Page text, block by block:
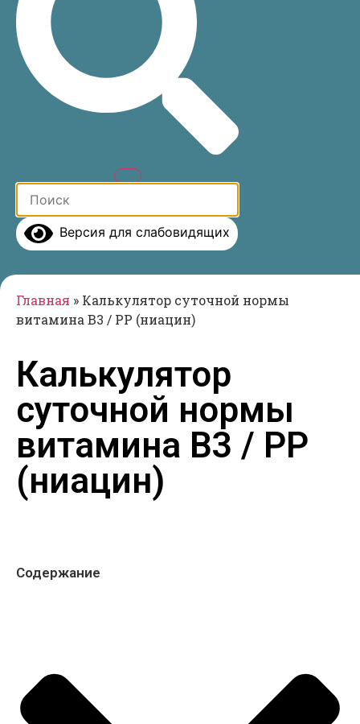
Версия для слабовидящих
Главная » Калькулятор суточной нормы
витамина B3 / PP (ниацин)
Калькулятор
суточной нормы
витамина B3 / PP
(ниацин)
Содержание